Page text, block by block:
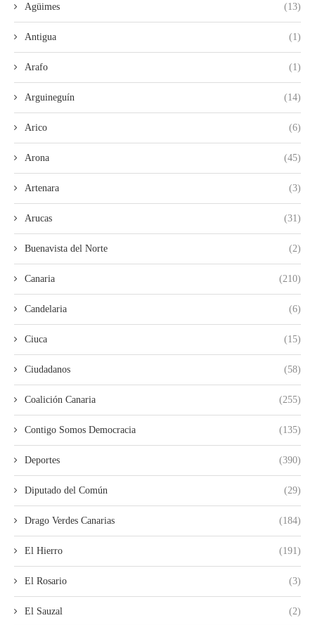
Agüimes (13)
Antigua (1)
Arafo (1)
Arguineguín (14)
Arico (6)
Arona (45)
Artenara (3)
Arucas (31)
Buenavista del Norte (2)
Canaria (210)
Candelaria (6)
Ciuca (15)
Ciudadanos (58)
Coalición Canaria (255)
Contigo Somos Democracia (135)
Deportes (390)
Diputado del Común (29)
Drago Verdes Canarias (184)
El Hierro (191)
El Rosario (3)
El Sauzal (2)